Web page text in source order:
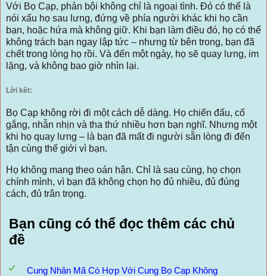
Với Bọ Cạp, phản bội không chỉ là ngoại tình. Đó có thể là
nói xấu họ sau lưng, đứng về phía người khác khi họ cần
bạn, hoặc hứa mà không giữ. Khi bạn làm điều đó, họ có thể
không trách bạn ngay lập tức – nhưng từ bên trong, bạn đã
chết trong lòng họ rồi. Và đến một ngày, họ sẽ quay lưng, im
lặng, và không bao giờ nhìn lại.
Lời kết:
Bọ Cạp không rời đi một cách dễ dàng. Họ chiến đấu, cố
gắng, nhẫn nhịn và tha thứ nhiều hơn bạn nghĩ. Nhưng một
khi họ quay lưng – là bạn đã mất đi người sẵn lòng đi đến
tận cùng thế giới vì bạn.
Họ không mang theo oán hận. Chỉ là sau cùng, họ chọn
chính mình, vì bạn đã không chọn họ đủ nhiều, đủ đúng
cách, đủ trân trọng.
Bạn cũng có thể đọc thêm các chủ
đề
Cung Nhân Mã Có Hợp Với Cung Bọ Cạp Không